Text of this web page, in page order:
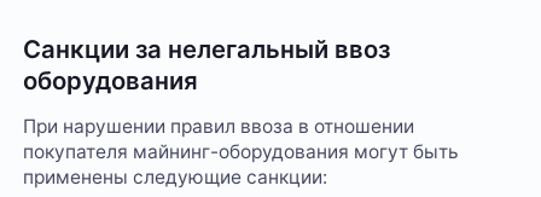
Санкции за нелегальный ввоз
оборудования
При нарушении правил ввоза в отношении
покупателя майнинг-оборудования могут быть
применены следующие санкции: